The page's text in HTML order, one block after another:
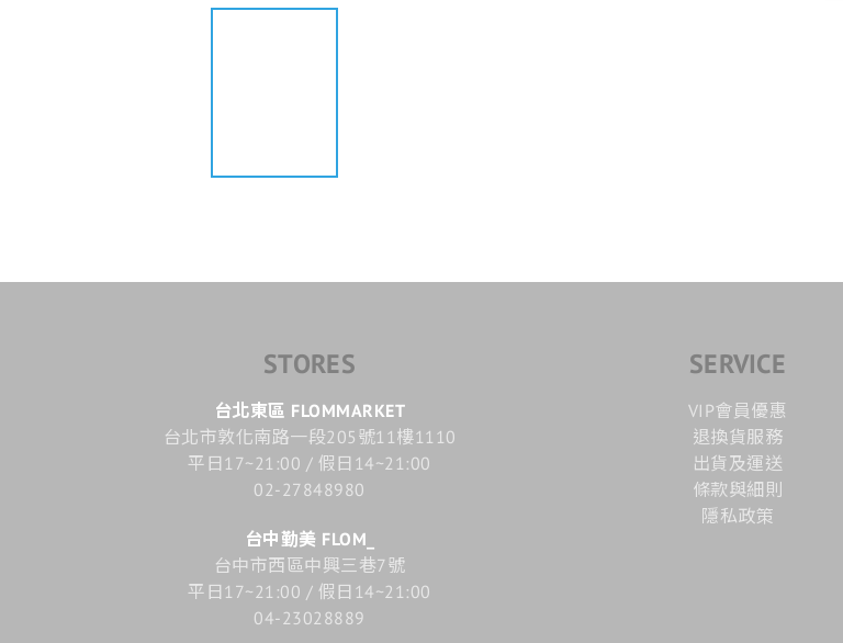
STORES
台北東區 FLOMMARKET
台北市敦化南路一段205號11樓1110
平日17~21:00 / 假日14~21:00
02-27848980
台中勤美 FLOM_
台中市西區中興三巷7號
平日17~21:00 / 假日14~21:00
04-23028889
SERVICE
VIP會員優惠
退換貨服務
出貨及運送
條款與細則
隱私政策